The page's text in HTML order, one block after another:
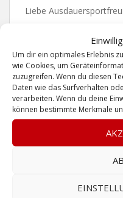
Um dir ein optimales Erlebnis
wie Cookies, um
zuzugreifen. Wenn du diesen
Daten wie das Surfverhalten
verarbeiten. Wenn du deine
können bestimmte Merkmale
Liebe
Energie erneut
die Landesgrenze nach
TriPaul organisiert dort
Triathlon. Schwimmen
auf gesperrter Strecke
Schaut doch mal auf
https://www.tripaul.de/